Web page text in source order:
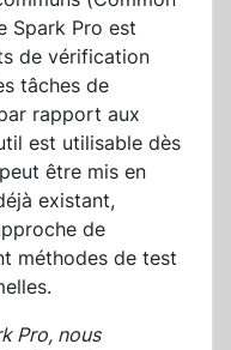
Spark Pro est
de vérification
tâches de
rapport aux
est utilisable dès
être mis en
existant,
de
méthodes de test
Pro, nous